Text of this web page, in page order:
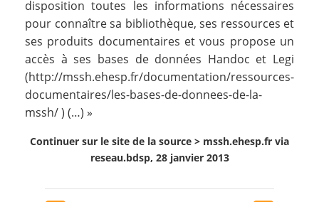
disposition toutes les informations nécessaires
pour connaître sa bibliothèque, ses ressources et
ses produits documentaires et vous propose un
accès à ses bases de données Handoc et Legi
(http://mssh.ehesp.fr/documentation/ressources-
documentaires/les-bases-de-donnees-de-la-
mssh/) (…) »
Continuer sur le site de la source > mssh.ehesp.fr via
reseau.bdsp, 28 janvier 2013